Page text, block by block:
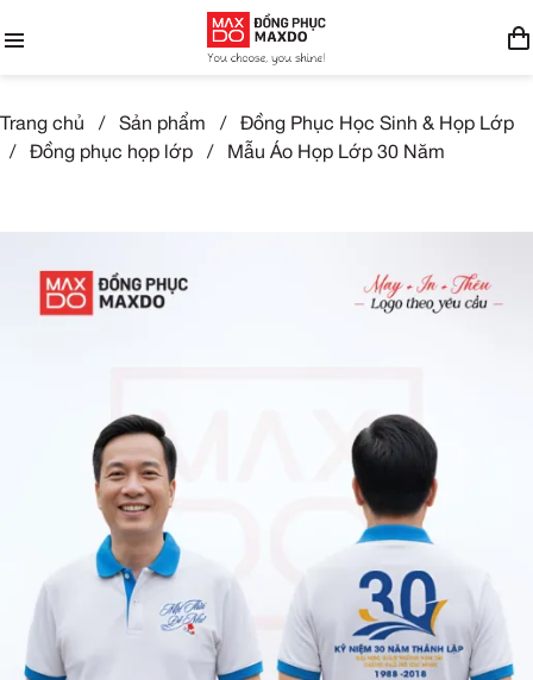
Trang chủ / Sản phẩm /
Đồng Phục Học Sinh & Họp Lớp
/
Đồng phục họp lớp / Mẫu Áo Họp Lớp 30 Năm